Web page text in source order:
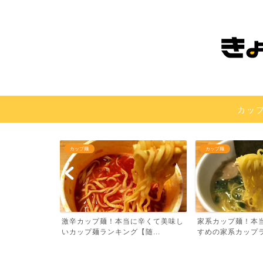
カッ
カップ麺
激辛カップ麺！本当に辛くて美味し
いカップ麺ランキング【随...
カップ麺
家系カップ麺！本
すめの家系カップ